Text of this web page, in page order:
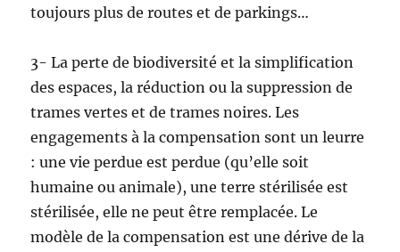
toujours plus de routes et de parkings…
3- La perte de biodiversité et la simplification
des espaces, la réduction ou la suppression de
trames vertes et de trames noires. Les
engagements à la compensation sont un leurre
: une vie perdue est perdue (qu’elle soit
humaine ou animale), une terre stérilisée est
stérilisée, elle ne peut être remplacée. Le
modèle de la compensation est une dérive de la